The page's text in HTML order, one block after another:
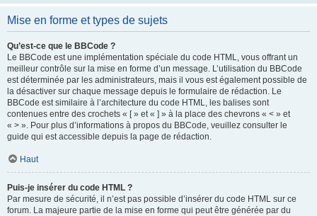
Mise en forme et types de sujets
Qu’est-ce que le BBCode ?
Le BBCode est une implémentation spéciale du code HTML, vous offrant un
meilleur contrôle sur la mise en forme d’un message. L’utilisation du BBCode
est déterminée par les administrateurs, mais il vous est également possible de
la désactiver sur chaque message depuis le formulaire de rédaction. Le
BBCode est similaire à l’architecture du code HTML, les balises sont
contenues entre des crochets « [ » et « ] » à la place des chevrons « < » et
« > ». Pour plus d’informations à propos du BBCode, veuillez consulter le
guide qui est accessible depuis la page de rédaction.
Haut
Puis-je insérer du code HTML ?
Par mesure de sécurité, il n’est pas possible d’insérer du code HTML sur ce
forum. La majeure partie de la mise en forme qui peut être générée par du